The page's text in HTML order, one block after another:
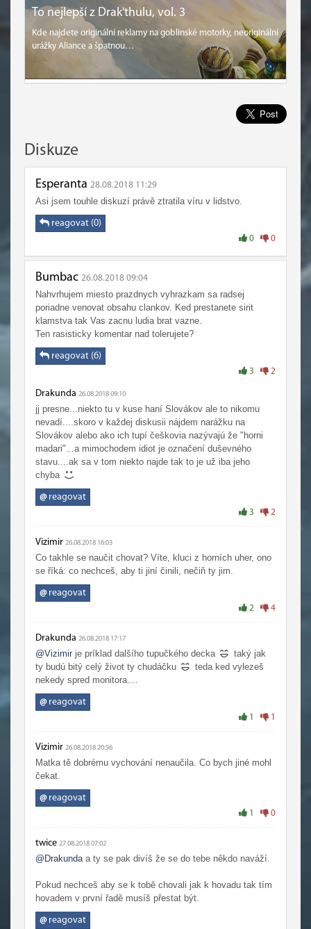
To nejlepší z Drak'thulu, vol. 3
Kde najdete originální reklamy na goblinské motorky, neoriginální
urážky Aliance a špatnou…
Diskuze
Esperanta 28.08.2018 11:29
Asi jsem touhle diskuzí právě ztratila víru v lidstvo.
reagovat (0)
0 0
Bumbac 26.08.2018 09:04
Nahvrhujem miesto prazdnych vyhrazkam sa radsej
poriadne venovat obsahu clankov. Ked prestanete sirit
klamstva tak Vas zacnu ludia brat vazne.
Ten rasisticky komentar nad tolerujete?
reagovat (6)
3 2
Drakunda 26.08.2018 09:10
jj presne...niekto tu v kuse haní Slovákov ale to nikomu
nevadí....skoro v každej diskusii nájdem narážku na
Slovákov alebo ako ich tupí češkovia nazývajú že "horni
madari"...a mimochodem idiot je označení duševného
stavu....ak sa v tom niekto najde tak to je už iba jeho
chyba
@reagovat
3 2
Vizimir 26.08.2018 16:03
Co takhle se naučit chovat? Víte, kluci z horních uher, ono
se říká: co nechceš, aby ti jiní činili, nečiň ty jim.
@reagovat
2 4
Drakunda 26.08.2018 17:17
@Vizimir je príklad dalšího tupučkého decka
taký jak
ty budú bitý celý život ty chudáčku
teda ked vylezeš
nekedy spred monitora....
@reagovat
1 1
Vizimir 26.08.2018 20:56
Matka tě dobrému vychování nenaučila. Co bych jiné mohl
čekat.
@reagovat
1 0
twice 27.08.2018 07:02
@Drakundaa ty se pak divíš že se do tebe někdo naváží.
Pokud nechceš aby se k tobě chovali jak k hovadu tak tím
hovadem v první řadě musíš přestat být.
@reagovat